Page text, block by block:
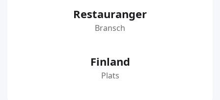
Restauranger
Bransch
Finland
Plats